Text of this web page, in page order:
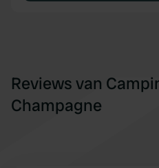
Reviews van
Champagne